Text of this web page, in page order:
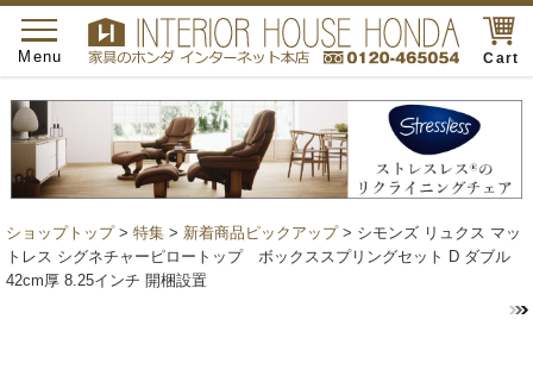
Cart
toggle
navigation
Menu
ショップトップ> 特集 > 新着商品ピックアップ> シモンズ リュクス マッ
トレス シグネチャーピロートップ ボックススプリングセット D ダブル
42cm厚 8.25インチ 開梱設置